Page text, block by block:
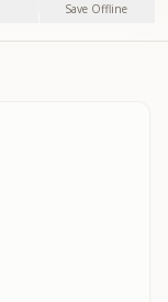
Save Offline